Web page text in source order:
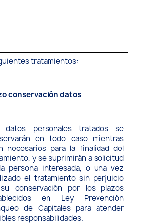
tratamientos:
conservación datos
datos personales tratados se
en todo caso mientras
necesarios para la finalidad del
y se suprimirán a solicitud
persona interesada, o una vez
el tratamiento sin perjuicio
conservación por los plazos
en Ley Prevención
de Capitales para atender
responsabilidades.